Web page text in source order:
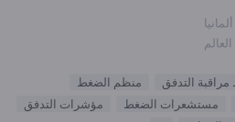
ألمانيا
مراقبة التدفق
منظم الضغط
مستشعرات الضغط
مؤشرات التدفق